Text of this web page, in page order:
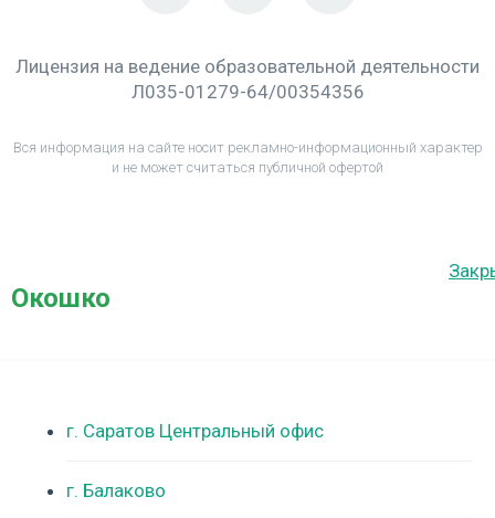
Лицензия на ведение образовательной деятельности
Л035-01279-64/00354356
Вся информация на сайте носит рекламно-информационный характер
и не может считаться публичной офертой
Окошко
г. Саратов Центральный офис
г. Балаково